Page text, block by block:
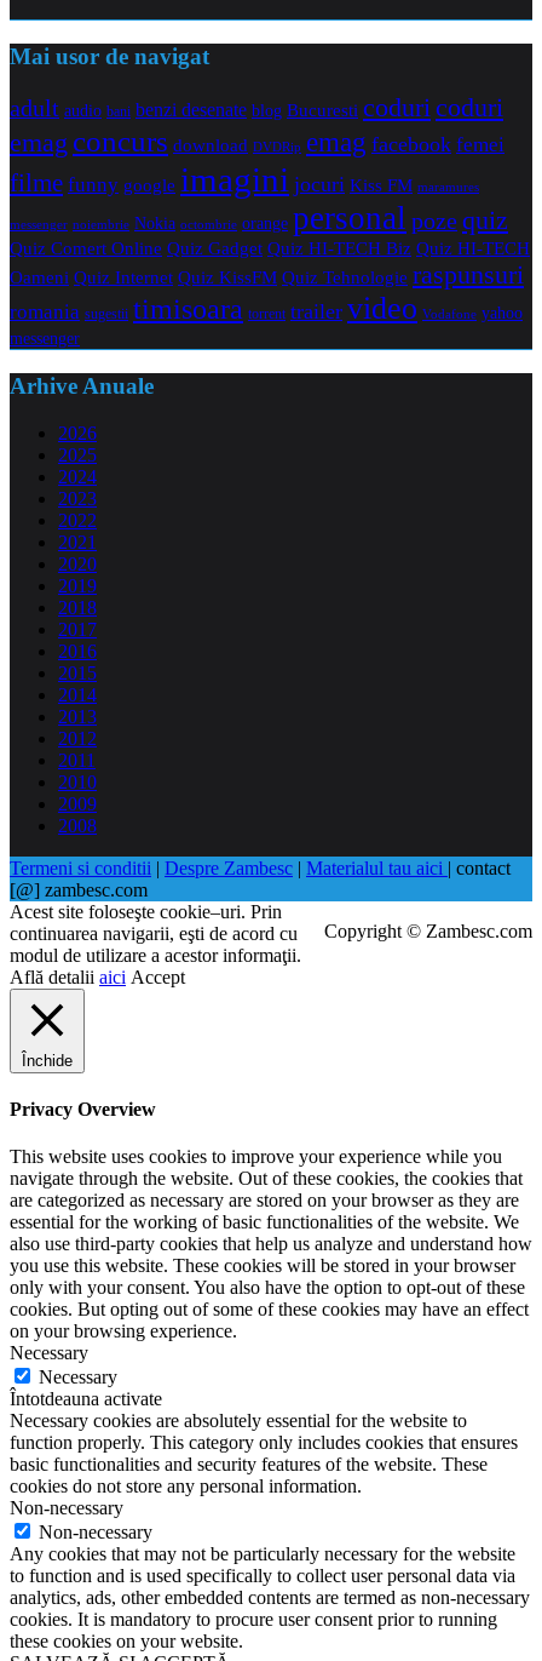
Mai usor de navigat
adult audio bani benzi desenate blog Bucuresti coduricoduri
emag concurs download DVDRip emag facebook femei
filme funny google imagini jocuri Kiss FM maramures
messenger noiembrie Nokia octombrie orange personal pozequiz
Quiz Comert Online Quiz Gadget Quiz HI-TECH Biz Quiz HI-TECH
Oameni Quiz Internet Quiz KissFM Quiz Tehnologie raspunsuri
romania sugestii timisoara torrent trailer video Vodafone yahoo
messenger
Arhive Anuale
2026
2025
2024
2023
2022
2021
2020
2019
2018
2017
2016
2015
2014
2013
2012
2011
2010
2009
2008
Termeni si conditii | Despre Zambesc | Materialul tau aici | contact
[@] zambesc.com
Copyright © Zambesc.com
Acest site foloseşte cookie–uri. Prin
continuarea navigarii, eşti de acord cu
modul de utilizare a acestor informaţii.
Află detalii aici Accept
Închide
Privacy Overview
This website uses cookies to improve your experience while you
navigate through the website. Out of these cookies, the cookies that
are categorized as necessary are stored on your browser as they are
essential for the working of basic functionalities of the website. We
also use third-party cookies that help us analyze and understand how
you use this website. These cookies will be stored in your browser
only with your consent. You also have the option to opt-out of these
cookies. But opting out of some of these cookies may have an effect
on your browsing experience.
Necessary
Necessary
Întotdeauna activate
Necessary cookies are absolutely essential for the website to
function properly. This category only includes cookies that ensures
basic functionalities and security features of the website. These
cookies do not store any personal information.
Non-necessary
Non-necessary
Any cookies that may not be particularly necessary for the website
to function and is used specifically to collect user personal data via
analytics, ads, other embedded contents are termed as non-necessary
cookies. It is mandatory to procure user consent prior to running
these cookies on your website.